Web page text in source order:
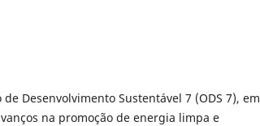
Desenvolvimento Sustentável 7 (ODS 7), em
na promoção de energia limpa e